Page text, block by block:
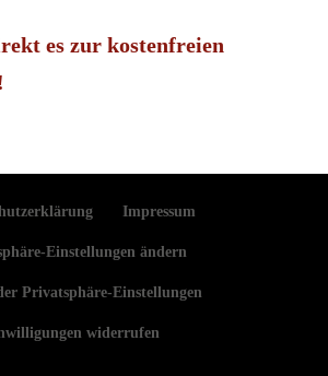
es zur kostenfreien
Impressum
Einstellungen ändern
Privatsphäre-Einstellungen
widerrufen